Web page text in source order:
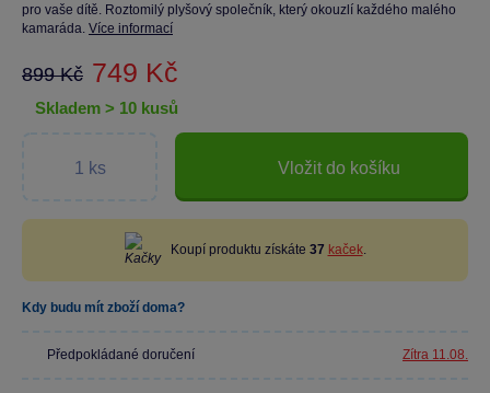
pro vaše dítě. Roztomilý plyšový společník, který okouzlí každého malého
kamaráda. Více informací
899 Kč 749 Kč
skladem > 10 kusů
Vložit do košíku
Koupí produktu získáte 37 kaček.
Kdy budu mít zboží doma?
Předpokládané doručení Zítra 11.08.